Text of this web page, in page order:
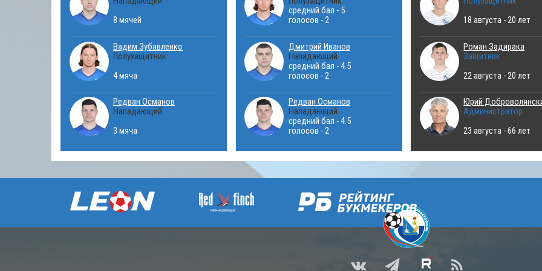
8 мячей
Вадим Зубавленко
Полузащитник
4 мяча
Редван Османов
Нападающий
3 мяча
средний бал - 5
голосов - 2
Дмитрий Иванов
Нападающий
средний бал - 4.5
голосов - 2
Редван Османов
Нападающий
средний бал - 4.5
голосов - 2
18 августа - 20 лет
Роман Задирака
Защитник
22 августа - 20 лет
Юрий
Администратор
23 августа - 66 лет